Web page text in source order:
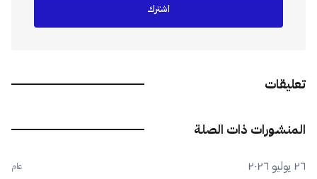
اشترك
تعليقات
المنشورات ذات الصلة
٢٦ يوليو ٢٠٢٦ عام